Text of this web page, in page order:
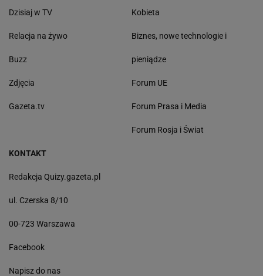
Dzisiaj w TV
Relacja na żywo
Buzz
Zdjęcia
Gazeta.tv
Kobieta
Biznes, nowe technologie i
pieniądze
Forum UE
Forum Prasa i Media
Forum Rosja i Świat
KONTAKT
Redakcja Quizy.gazeta.pl
ul. Czerska 8/10
00-723 Warszawa
Facebook
Napisz do nas